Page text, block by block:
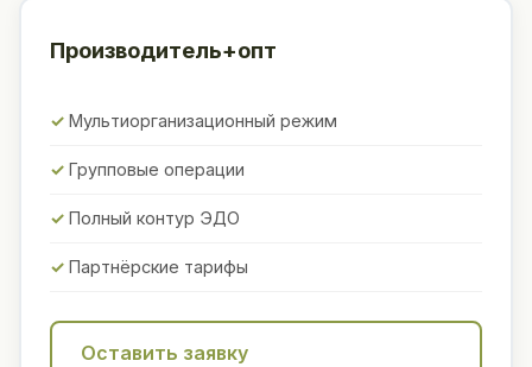
Производитель+опт
Мультиорганизационный режим
Групповые операции
Полный контур ЭДО
Партнёрские тарифы
Оставить заявку